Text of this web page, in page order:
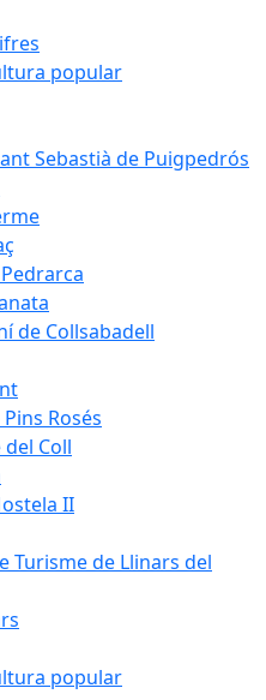
popular
Sebastià de Puigpedrós
de Collsabadell
Rosés
del Coll
II
Turisme de Llinars del
popular